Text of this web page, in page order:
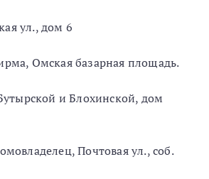
ул., дом 6
Омская базарная площадь.
и Блохинской, дом
Почтовая ул., соб.